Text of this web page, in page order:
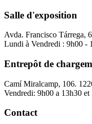
Salle d'exposition
Avda. Francisco Tárrega,
Lundi à Vendredi : 9h00 -
Entrepôt de
Camí Miralcamp, 106.
Vendredi: 9h00 a 13h30
Contact